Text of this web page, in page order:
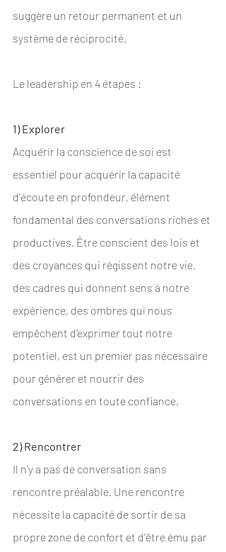
suggère un retour permanent et un
système de réciprocité.
Le leadership en 4 étapes :
1) Explorer
Acquérir la conscience de soi est
essentiel pour acquérir la capacité
d’écoute en profondeur, élément
fondamental des conversations riches et
productives. Être conscient des lois et
des croyances qui régissent notre vie,
des cadres qui donnent sens à notre
expérience, des ombres qui nous
empêchent d’exprimer tout notre
potentiel, est un premier pas nécessaire
pour générer et nourrir des
conversations en toute confiance.
2) Rencontrer
Il n'y a pas de conversation sans
rencontre préalable. Une rencontre
nécessite la capacité de sortir de sa
propre zone de confort et d’être ému par